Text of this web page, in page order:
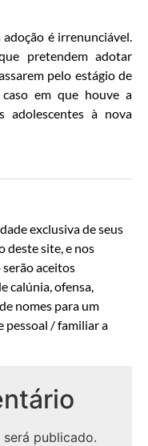
é irrenunciável.
pretendem adotar
pelo estágio de
em que houve a
adolescentes à nova
exclusiva de seus
deste site, e nos
aceitos
calúnia, ofensa,
nomes para um
pessoal / familiar a
publicado.